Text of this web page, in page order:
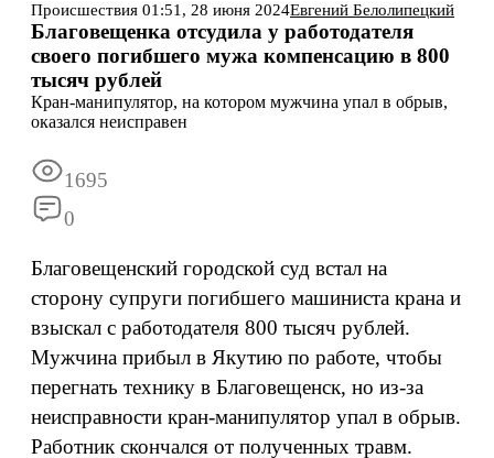
ИнформацияПодписка Реклама Архив
Происшествия 01:51, 28 июня 2024Евгений Белолипецкий
Благовещенка отсудила у работодателя
своего погибшего мужа компенсацию в 800
тысяч рублей
Кран-манипулятор, на котором мужчина упал в обрыв,
оказался неисправен
1695
0
Благовещенский городской суд встал на
сторону супруги погибшего машиниста крана и
взыскал с работодателя 800 тысяч рублей.
Мужчина прибыл в Якутию по работе, чтобы
перегнать технику в Благовещенск, но из-за
неисправности кран-манипулятор упал в обрыв.
Работник скончался от полученных травм.